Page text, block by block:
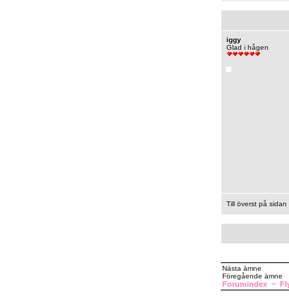
iggy
Glad i hågen
Till överst på sidan
Nästa ämne
Föregående ämne
Forumindex~